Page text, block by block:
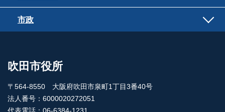
市政
吹田市役所
〒564-8550 大阪府吹田市泉町1丁目3番40号
法人番号：6000020272051